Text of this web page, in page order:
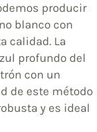
producir
blanco con
calidad. La
profundo del
con un
de este método
y es ideal